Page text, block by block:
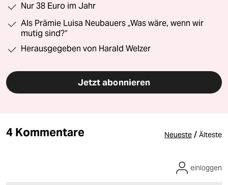
Nur 38 Euro im Jahr
Als Prämie Luisa Neubauers „Was wäre, wenn wir
mutig sind?“
Herausgegeben von Harald Welzer
Jetzt abonnieren
4 Kommentare Neueste / Älteste
einloggen